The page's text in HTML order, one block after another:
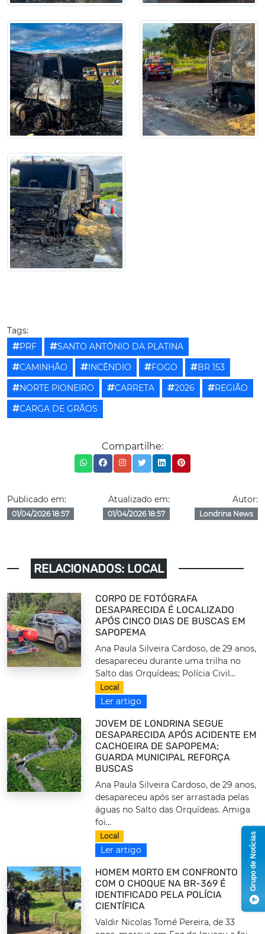
Tags:
PRF
SANTO ANTÔNIO DA PLATINA
CAMINHÃO
INCÊNDIO FOGO
BR 153
NORTE PIONEIRO
CARRETA 2026
REGIÃO
CARGA DE GRÃOS
Compartilhe:
Publicado em:
01/04/2026 18:57
Atualizado em:
01/04/2026 18:57
Autor:
Londrina News
RELACIONADOS: LOCAL
CORPO DE FOTÓGRAFA
DESAPARECIDA É LOCALIZADO
APÓS CINCO DIAS DE BUSCAS EM
SAPOPEMA
Ana Paula Silveira Cardoso, de 29 anos,
desapareceu durante uma trilha no
Salto das Orquídeas; Polícia Civil...
Local
Ler artigo
JOVEM DE LONDRINA SEGUE
DESAPARECIDA APÓS ACIDENTE EM
CACHOEIRA DE SAPOPEMA;
GUARDA MUNICIPAL REFORÇA
BUSCAS
Ana Paula Silveira Cardoso, de 29 anos,
desapareceu após ser arrastada pelas
águas no Salto das Orquídeas. Amiga
foi...
Local
Ler artigo
HOMEM MORTO EM CONFRONTO
COM O CHOQUE NA BR-369 É
IDENTIFICADO PELA POLÍCIA
CIENTÍFICA
Valdir Nicolas Tomé Pereira, de 33
Grupo de Notícias